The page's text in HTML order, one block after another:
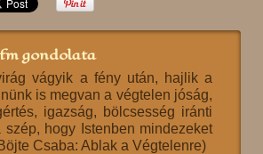
gondolata
vágyik a fény után, hajlik a
is megvan a végtelen jóság,
igazság, bölcsesség iránti
szép, hogy Istenben mindezeket
Csaba: Ablak a Végtelenre)